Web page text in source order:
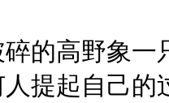
的高野象一
提起自己的